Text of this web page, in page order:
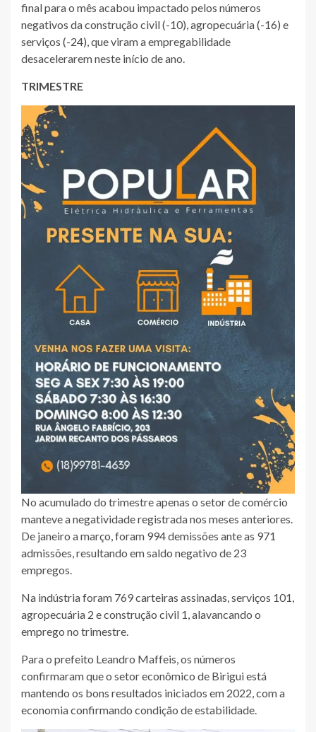
final para o mês acabou impactado pelos números
negativos da construção civil (-10), agropecuária (-16) e
serviços (-24), que viram a empregabilidade
desacelerarem neste início de ano.
TRIMESTRE
No acumulado do trimestre apenas o setor de comércio
manteve a negatividade registrada nos meses anteriores.
De janeiro a março, foram 994 demissões ante as 971
admissões, resultando em saldo negativo de 23
empregos.
Na indústria foram 769 carteiras assinadas, serviços 101,
agropecuária 2 e construção civil 1, alavancando o
emprego no trimestre.
Para o prefeito Leandro Maffeis, os números
confirmaram que o setor econômico de Birigui está
mantendo os bons resultados iniciados em 2022, com a
economia confirmando condição de estabilidade.